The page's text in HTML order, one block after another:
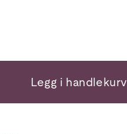
Legg i handlekurv